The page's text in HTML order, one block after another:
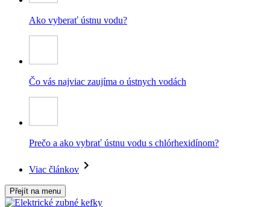
Ako vyberať ústnu vodu?
Čo vás najviac zaujíma o ústnych vodách
Prečo a ako vybrať ústnu vodu s chlórhexidínom?
Viac článkov
Přejít na menu